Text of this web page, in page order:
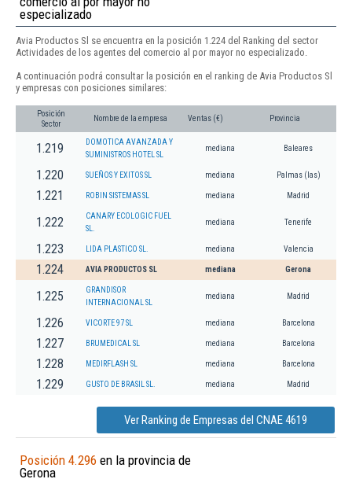
especializado
Avia Productos Sl se encuentra en la posición 1.224 del Ranking del sector
Actividades de los agentes del comercio al por mayor no especializado.
A continuación podrá consultar la posición en el ranking de Avia Productos Sl
y empresas con posiciones similares:
Posición
Sector
Nombre de la empresa Ventas (€) Provincia
1.219
DOMOTICA AVANZADA Y
SUMINISTROS HOTEL SL
mediana Baleares
1.220 SUEÑOS Y EXITOS SL mediana Palmas (las)
1.221 ROBIN SISTEMAS SL mediana Madrid
1.222
CANARY ECOLOGIC FUEL
SL.
mediana Tenerife
1.223 LIDA PLASTICO SL. mediana Valencia
1.224 AVIA PRODUCTOS SL mediana Gerona
1.225
GRANDISOR
INTERNACIONAL SL
mediana Madrid
1.226 VICORTE 97 SL mediana Barcelona
1.227 BRUMEDICAL SL mediana Barcelona
1.228 MEDIRFLASH SL mediana Barcelona
1.229 GUSTO DE BRASIL SL. mediana Madrid
Ver Ranking de Empresas del CNAE 4619
Posición 4.296 en la provincia de
Gerona